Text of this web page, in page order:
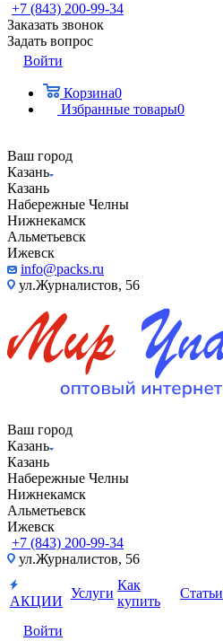
+7 (843) 200-99-34
Заказать звонок
Задать вопрос
Войти
Корзина0
Избранные товары0
Ваш город
Казань
Казань
Набережные Челны
Нижнекамск
Альметьевск
Ижевск
info@packs.ru
ул.Журналистов, 56
Ваш город
Казань
Казань
Набережные Челны
Нижнекамск
Альметьевск
Ижевск
+7 (843) 200-99-34
ул.Журналистов, 56
АКЦИИ
Услуги
Как
купить
Статьи
Войти